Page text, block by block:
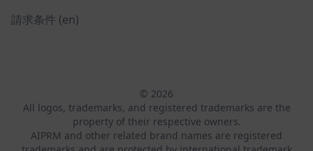
請求条件 (en)
© 2026
All logos, trademarks, and registered trademarks are the
property of their respective owners.
AIPRM and other related brand names are registered